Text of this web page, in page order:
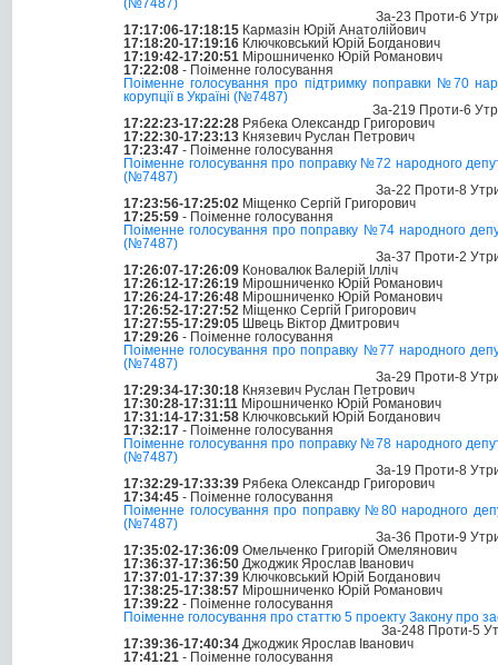
(№7487)
За-23 Проти-6
17:17:06-17:18:15 Кармазін Юрій Анатолійович
17:18:20-17:19:16 Ключковський Юрій Богданович
17:19:42-17:20:51 Мірошниченко Юрій Романович
17:22:08 - Поіменне голосування
Поіменне голосування про підтримку поправки №70
корупції в Україні (№7487)
За-219 Проти-6
17:22:23-17:22:28 Рябека Олександр Григорович
17:22:30-17:23:13 Князевич Руслан Петрович
17:23:47 - Поіменне голосування
Поіменне голосування про поправку №72 народного
(№7487)
За-22 Проти-8
17:23:56-17:25:02 Міщенко Сергій Григорович
17:25:59 - Поіменне голосування
Поіменне голосування про поправку №74 народного
(№7487)
За-37 Проти-2
17:26:07-17:26:09 Коновалюк Валерій Ілліч
17:26:12-17:26:19 Мірошниченко Юрій Романович
17:26:24-17:26:48 Мірошниченко Юрій Романович
17:26:52-17:27:52 Міщенко Сергій Григорович
17:27:55-17:29:05 Швець Віктор Дмитрович
17:29:26 - Поіменне голосування
Поіменне голосування про поправку №77 народного
(№7487)
За-29 Проти-8
17:29:34-17:30:18 Князевич Руслан Петрович
17:30:28-17:31:11 Мірошниченко Юрій Романович
17:31:14-17:31:58 Ключковський Юрій Богданович
17:32:17 - Поіменне голосування
Поіменне голосування про поправку №78 народного
(№7487)
За-19 Проти-8
17:32:29-17:33:39 Рябека Олександр Григорович
17:34:45 - Поіменне голосування
Поіменне голосування про поправку №80 народного
(№7487)
За-36 Проти-9
17:35:02-17:36:09 Омельченко Григорій Омелянович
17:36:37-17:36:50 Джоджик Ярослав Іванович
17:37:01-17:37:39 Ключковський Юрій Богданович
17:38:25-17:38:57 Мірошниченко Юрій Романович
17:39:22 - Поіменне голосування
Поіменне голосування про статтю 5 проекту Закону про
За-248 Проти-5
17:39:36-17:40:34 Джоджик Ярослав Іванович
17:41:21 - Поіменне голосування